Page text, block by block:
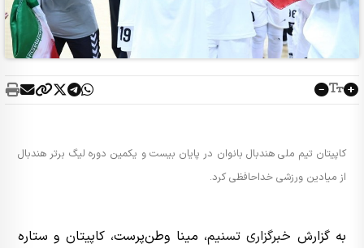
کاپیتان تیم ملی هندبال بانوان در پایان بیست و یکمین دوره لیگ برتر هندبال
از میادین ورزشی خداحافظی کرد.
به گزارش خبرگزاری تسنیم، مینا وطن‌پرست، کاپیتان و ستاره